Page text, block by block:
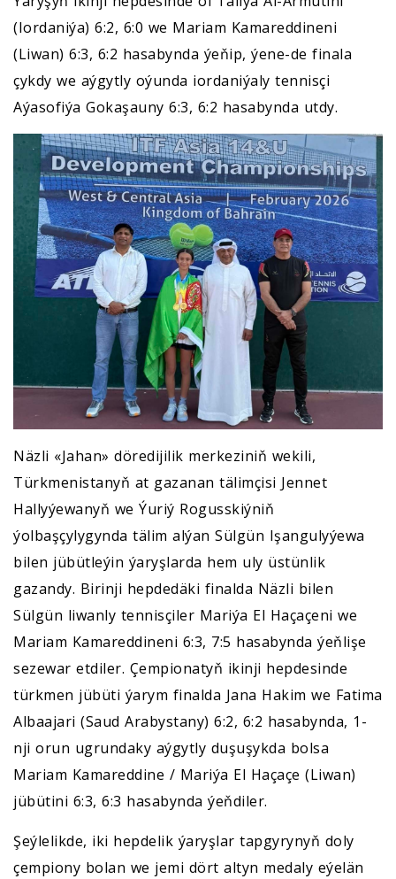
(Iordaniýa) 6:2, 6:0 we Mariam Kamareddineni
(Liwan) 6:3, 6:2 hasabynda ýeňip, ýene-de finala
çykdy we aýgytly oýunda iordaniýaly tennisçi
Aýasofiýa Gokaşauny 6:3, 6:2 hasabynda utdy.
Näzli «Jahan» döredijilik merkeziniň wekili,
Türkmenistanyň at gazanan tälimçisi Jennet
Hallyýewanyň we Ýuriý Rogusskiýniň
ýolbaşçylygynda tälim alýan Sülgün Işangulyýewa
bilen jübütleýin ýaryşlarda hem uly üstünlik
gazandy. Birinji hepdedäki finalda Näzli bilen
Sülgün liwanly tennisçiler Mariýa El Haçaçeni we
Mariam Kamareddineni 6:3, 7:5 hasabynda ýeňlişe
sezewar etdiler. Çempionatyň ikinji hepdesinde
türkmen jübüti ýarym finalda Jana Hakim we Fatima
Albaajari (Saud Arabystany) 6:2, 6:2 hasabynda, 1-
nji orun ugrundaky aýgytly duşuşykda bolsa
Mariam Kamareddine / Mariýa El Haçaçe (Liwan)
jübütini 6:3, 6:3 hasabynda ýeňdiler.
Şeýlelikde, iki hepdelik ýaryşlar tapgyrynyň doly
çempiony bolan we jemi dört altyn medaly eýelän